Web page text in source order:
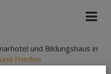
und Bildungshaus in
Frieden